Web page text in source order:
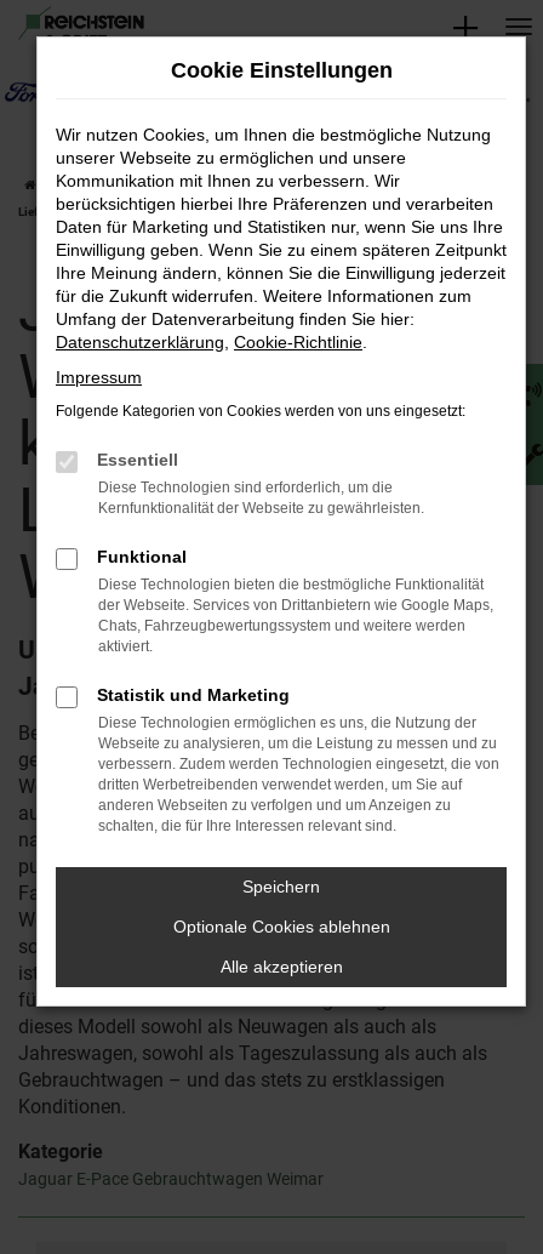
Zum
springen
Startseite Weimar Jaguar
Jaguar E-Pace in Weimar günstig kaufen |
Lieferservice nach Weimar
Jaguar E-Pace in
Weimar günstig
kaufen |
Lieferservice nach
Weimar
Unterwegs in Weimar – warum nicht im
Jaguar E-Pace?
Bestimmt haben Sie schon viel über den Jaguar E-Pace
gelesen oder eines der Fahrzeuge auf den Straßen von
Weimar gesehen. Wir von Reichstein & Opitz sind
ausgewiesene Fachleute für Jaguar und verkaufen
naturgemäß eine Reihe von E-Pace auch in Weimar. In
puncto Qualität hat das Fahrzeug schnell die Kritiker und
Fans begeistert. Kaum ein anderer Hersteller legt solchen
Wert auf eine saubere Verarbeitung und wartet zudem mit
so spannenden Ausstattungsmerkmalen auf. Kurz gesagt
ist der Jaguar E-Pace ein echter Star und wie geschaffen
für Ihre Mobilität in Weimar und Umgebung. Wir bieten
dieses Modell sowohl als Neuwagen als auch als
Jahreswagen, sowohl als Tageszulassung als auch als
Gebrauchtwagen – und das stets zu erstklassigen
Konditionen.
Kategorie
Jaguar E-Pace Gebrauchtwagen Weimar
Cookie Einstellungen
Wir nutzen Cookies, um Ihnen die bestmögliche Nutzung
unserer Webseite zu ermöglichen und unsere
Kommunikation mit Ihnen zu verbessern. Wir
berücksichtigen hierbei Ihre Präferenzen und verarbeiten
Daten für Marketing und Statistiken nur, wenn Sie uns Ihre
Einwilligung geben. Wenn Sie zu einem späteren Zeitpunkt
Ihre Meinung ändern, können Sie die Einwilligung jederzeit
für die Zukunft widerrufen. Weitere Informationen zum
Umfang der Datenverarbeitung finden Sie hier:
Datenschutzerklärung Cookie-Richtlinie
Impressum
Folgende Kategorien von Cookies werden von uns eingesetzt:
Essentiell
Diese Technologien sind erforderlich, um die
Kernfunktionalität der Webseite zu gewährleisten.
Funktional
Diese Technologien bieten die bestmögliche Funktionalität
der Webseite. Services von Drittanbietern wie Google Maps,
Chats, Fahrzeugbewertungssystem und weitere werden
aktiviert.
Statistik und Marketing
Diese Technologien ermöglichen es uns, die Nutzung der
Webseite zu analysieren, um die Leistung zu messen und zu
verbessern. Zudem werden Technologien eingesetzt, die von
dritten Werbetreibenden verwendet werden, um Sie auf
anderen Webseiten zu verfolgen und um Anzeigen zu
schalten, die für Ihre Interessen relevant sind.
Speichern
Optionale Cookies ablehnen
Alle akzeptieren